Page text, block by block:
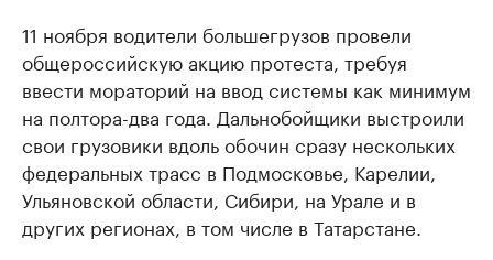
11 ноября водители большегрузов провели
общероссийскую акцию протеста, требуя
ввести мораторий на ввод системы как минимум
на полтора-два года. Дальнобойщики выстроили
свои грузовики вдоль обочин сразу нескольких
федеральных трасс в Подмосковье, Карелии,
Ульяновской области, Сибири, на Урале и в
других регионах, в том числе в Татарстане.